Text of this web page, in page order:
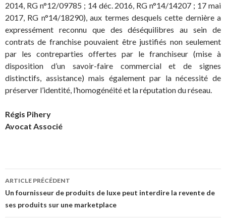
2014, RG n°12/09785 ; 14 déc. 2016, RG n°14/14207 ; 17 mai
2017, RG n°14/18290), aux termes desquels cette dernière a
expressément reconnu que des déséquilibres au sein de
contrats de franchise pouvaient être justifiés non seulement
par les contreparties offertes par le franchiseur (mise à
disposition d’un savoir-faire commercial et de signes
distinctifs, assistance) mais également par la nécessité de
préserver l’identité, l’homogénéité et la réputation du réseau.
Régis Pihery
Avocat Associé
Navigation
des
articles
ARTICLE PRÉCÉDENT
Un fournisseur de produits de luxe peut interdire la revente de
ses produits sur une marketplace